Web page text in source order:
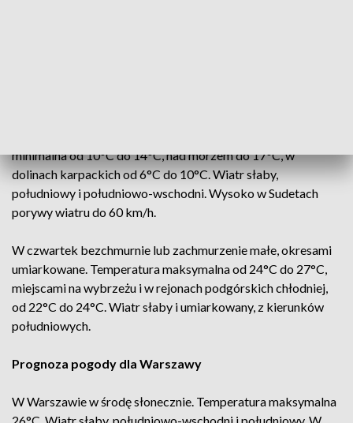
minimalna od 10°C do 14°C, nad morzem do 17°C, w
dolinach karpackich od 6°C do 10°C. Wiatr słaby,
południowy i południowo-wschodni. Wysoko w Sudetach
porywy wiatru do 60 km/h.
W czwartek bezchmurnie lub zachmurzenie małe, okresami
umiarkowane. Temperatura maksymalna od 24°C do 27°C,
miejscami na wybrzeżu i w rejonach podgórskich chłodniej,
od 22°C do 24°C. Wiatr słaby i umiarkowany, z kierunków
południowych.
Prognoza pogody dla Warszawy
W Warszawie w środę słonecznie. Temperatura maksymalna